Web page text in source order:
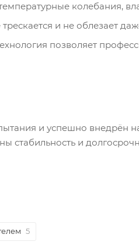
колебания,
и не облезает
позволяет
и успешно внедрён
стабильность и
5